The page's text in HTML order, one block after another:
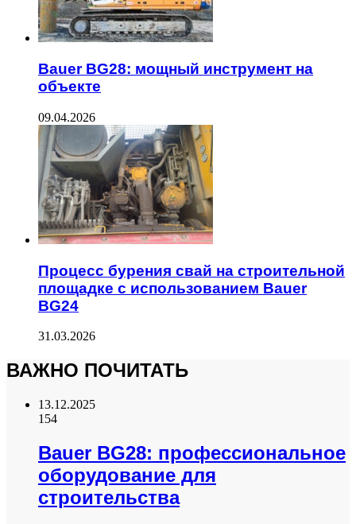
Bauer BG28: мощный инструмент на
объекте
09.04.2026
Процесс бурения свай на строительной
площадке с использованием Bauer
BG24
31.03.2026
ВАЖНО ПОЧИТАТЬ
13.12.2025
154
Bauer BG28: профессиональное
оборудование для
строительства